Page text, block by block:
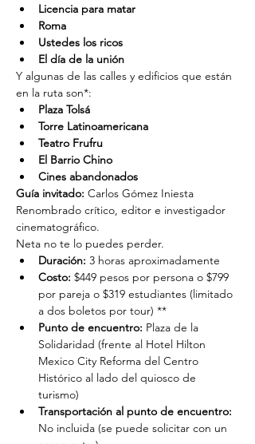
Licencia para matar
Roma
Ustedes los ricos
El día de la unión
Y algunas de las calles y edificios que están
en la ruta son*:
Plaza Tolsá
Torre Latinoamericana
Teatro Frufru
El Barrio Chino
Cines abandonados
Guía invitado: Carlos Gómez Iniesta
Renombrado crítico, editor e investigador
cinematográfico.
Neta no te lo puedes perder.
Duración: 3 horas aproximadamente
Costo: $449 pesos por persona o $799
por pareja o $319 estudiantes (limitado
a dos boletos por tour) **
Punto de encuentro: Plaza de la
Solidaridad (frente al Hotel Hilton
Mexico City Reforma del Centro
Histórico al lado del quiosco de
turismo)
Transportación al punto de encuentro:
No incluida (se puede solicitar con un